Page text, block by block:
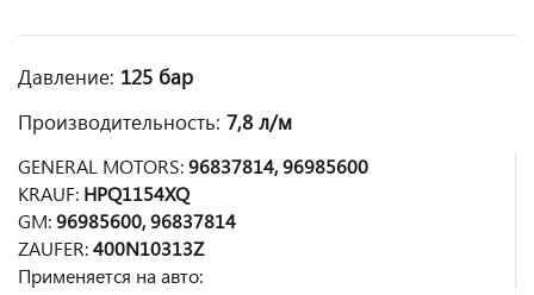
Давление: 125 бар
Производительность: 7,8 л/м
GENERAL MOTORS:96837814, 96985600
KRAUF: HPQ1154XQ
GM:96985600, 96837814
ZAUFER:400N10313Z
Применяется на авто: